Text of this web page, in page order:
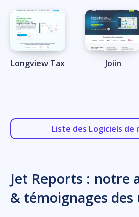
Longview Tax Joiin
Liste des Logiciels
Jet Reports : notre
& témoignages